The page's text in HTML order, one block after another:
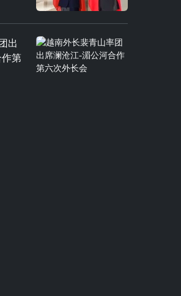
出
第